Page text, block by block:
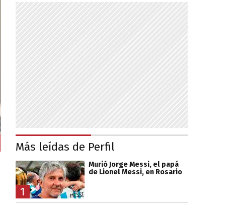
Más leídas de Perfil
1
Murió Jorge Messi, el papá
de Lionel Messi, en Rosario